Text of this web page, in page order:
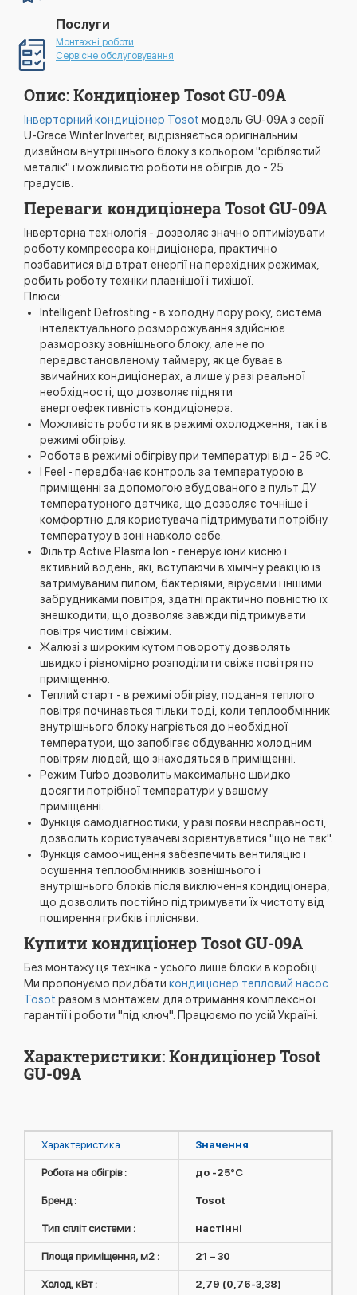
Послуги
Монтажні роботи
Сервісне обслуговування
Опис: Кондиціонер Tosot GU-09A
Інверторний кондиціонер Tosot модель GU-09A з серії
U-Grace Winter Inverter, відрізняється оригінальним
дизайном внутрішнього блоку з кольором "сріблястий
металік" і можливістю роботи на обігрів до - 25
градусів.
Переваги кондиціонера Tosot GU-09A
Інверторна технологія - дозволяє значно оптимізувати
роботу компресора кондиціонера, практично
позбавитися від втрат енергії на перехідних режимах,
робить роботу техніки плавнішої і тихішої.
Плюси:
Intelligent Defrosting - в холодну пору року, система
інтелектуального розморожування здійснює
разморозку зовнішнього блоку, але не по
передвстановленому таймеру, як це буває в
звичайних кондиціонерах, а лише у разі реальної
необхідності, що дозволяє підняти
енергоефективність кондиціонера.
Можливість роботи як в режимі охолодження, так і в
режимі обігріву.
Робота в режимі обігріву при температурі від - 25 ºС.
I Feel - передбачає контроль за температурою в
приміщенні за допомогою вбудованого в пульт ДУ
температурного датчика, що дозволяє точніше і
комфортно для користувача підтримувати потрібну
температуру в зоні навколо себе.
Фільтр Active Plasma Ion - генерує іони кисню і
активний водень, які, вступаючи в хімічну реакцію із
затримуваним пилом, бактеріями, вірусами і іншими
забрудниками повітря, здатні практично повністю їх
знешкодити, що дозволяє завжди підтримувати
повітря чистим і свіжим.
Жалюзі з широким кутом повороту дозволять
швидко і рівномірно розподілити свіже повітря по
приміщенню.
Теплий старт - в режимі обігріву, подання теплого
повітря починається тільки тоді, коли теплообмінник
внутрішнього блоку нагріється до необхідної
температури, що запобігає обдуванню холодним
повітрям людей, що знаходяться в приміщенні.
Режим Turbo дозволить максимально швидко
досягти потрібної температури у вашому
приміщенні.
Функція самодіагностики, у разі появи несправності,
дозволить користувачеві зорієнтуватися "що не так".
Функція самоочищення забезпечить вентиляцію і
осушення теплообмінників зовнішнього і
внутрішнього блоків після виключення кондиціонера,
що дозволить постійно підтримувати їх чистоту від
поширення грибків і плісняви.
Купити кондиціонер Tosot GU-09A
Без монтажу ця техніка - усього лише блоки в коробці.
Ми пропонуємо придбати кондиціонер тепловий насос
Tosot разом з монтажем для отримання комплексної
гарантії і роботи "під ключ". Працюємо по усій Україні.
Характеристики: Кондиціонер Tosot
GU-09A
Характеристика Значення
Робота на обігрів : до -25°C
Бренд : Tosot
Тип спліт системи : настінні
Площа приміщення, м2 : 21 – 30
Холод, кВт : 2,79 (0,76-3,38)